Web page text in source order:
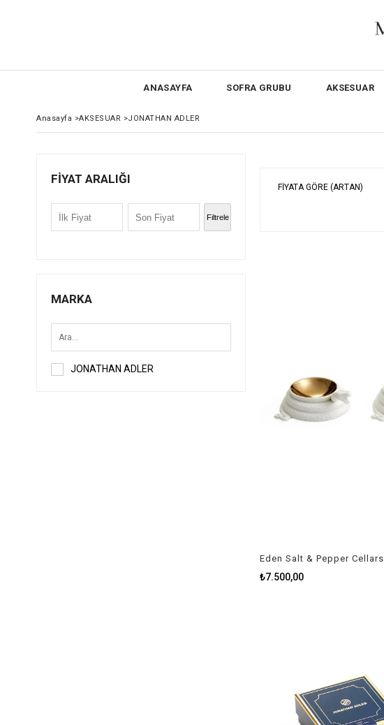
ANASAYFA SOFRA GRUBU AKSESUAR
Anasayfa >AKSESUAR >JONATHAN ADLER
FIYAT ARALIĞI
Filtrele
MARKA
JONATHAN ADLER
FIYATA GÖRE (ARTAN)
Eden Salt & Pepper Cellars
₺7.500,00